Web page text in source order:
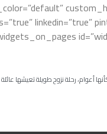
أعوام، رحلة نزوح طويلة تعيشها